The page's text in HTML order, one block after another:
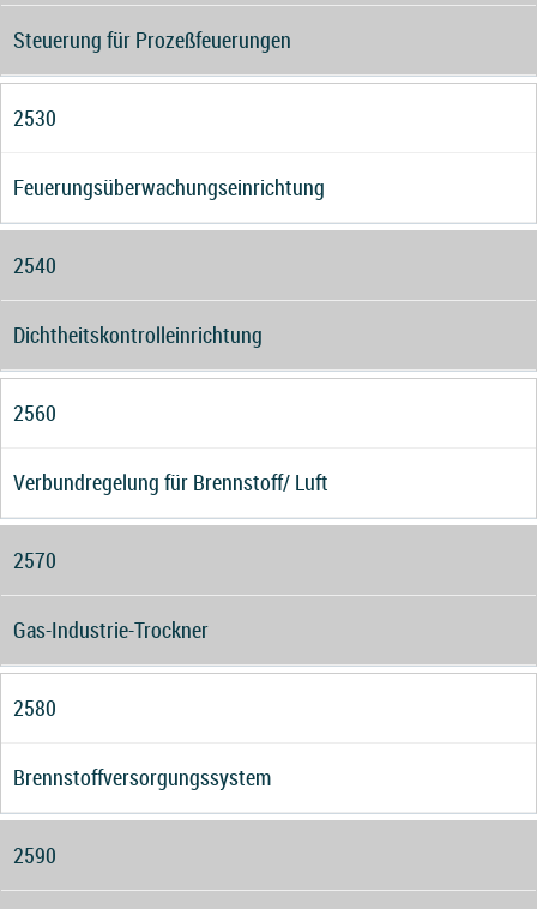
Steuerung für Prozeßfeuerungen
2530
Feuerungsüberwachungseinrichtung
2540
Dichtheitskontrolleinrichtung
2560
Verbundregelung für Brennstoff/ Luft
2570
Gas-Industrie-Trockner
2580
Brennstoffversorgungssystem
2590